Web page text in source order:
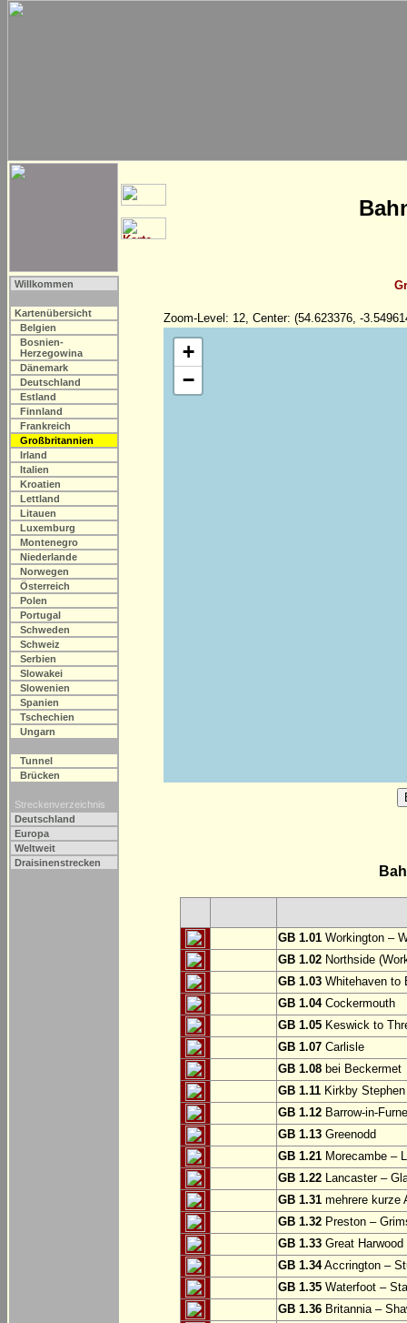
Willkommen
Kartenübersicht
Belgien
Bosnien-
Herzegowina
Dänemark
Deutschland
Estland
Finnland
Frankreich
Großbritannien
Irland
Italien
Kroatien
Lettland
Litauen
Luxemburg
Montenegro
Niederlande
Norwegen
Österreich
Polen
Portugal
Schweden
Schweiz
Serbien
Slowakei
Slowenien
Spanien
Tschechien
Ungarn
Tunnel
Brücken
Streckenverzeichnis
Deutschland
Europa
Weltweit
Draisinenstrecken
Zoom-Level: 12, Center: (54.623376, -
+
−
GB 1.01 Workington –
GB 1.02 Northside
GB 1.03 Whitehaven to
GB 1.04Cockermouth
GB 1.05 Keswick to
GB 1.07 Carlisle
GB 1.08 bei Beckermet
GB 1.11 Kirkby Stephen
GB 1.12 Barrow-in-
GB 1.13 Greenodd
GB 1.21 Morecambe –
GB 1.22 Lancaster –
GB 1.31 mehrere kurze
GB 1.32 Preston –
GB 1.33 Great
GB 1.34Accrington –
GB 1.35 Waterfoot –
GB 1.36 Britannia –